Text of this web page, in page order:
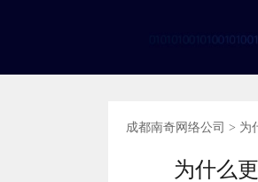
成都南奇网络公司 > 为
为什么